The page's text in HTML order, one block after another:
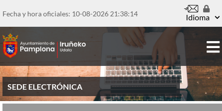
al
principal
Fecha y hora oficiales: 10-08-2026 21:38:15 Idioma
SEDE ELECTRÓNICA